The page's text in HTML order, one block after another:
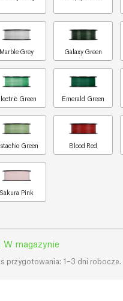
Marble Grey Galaxy Green
Green Emerald Green
Green Blood Red
Sakura Pink
W magazynie
przygotowania: 1–3 dni robocze.